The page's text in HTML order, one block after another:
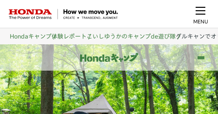
MENU
Hondaキャンプ体験レポート こいしゆうかのキャンプde遊び隊グルキャンで